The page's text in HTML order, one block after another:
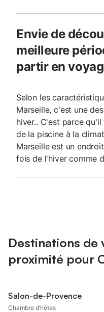
Envie de
meilleure
partir en
Selon les
Marseille, c'est une
hiver.. C'est parce
de la piscine à la
Marseille est un
fois de l'hiver comme
Destinations de
proximité pour
Salon-de-Provence
Chambre d’hôtes